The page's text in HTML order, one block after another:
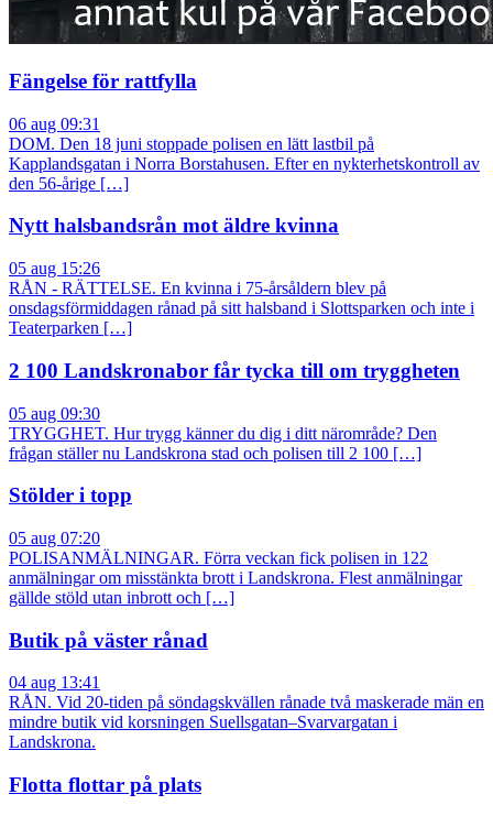
Fängelse för rattfylla
06 aug 09:31
DOM. Den 18 juni stoppade polisen en lätt lastbil på
Kapplandsgatan i Norra Borstahusen. Efter en nykterhetskontroll av
den 56-årige […]
Nytt halsbandsrån mot äldre kvinna
05 aug 15:26
RÅN - RÄTTELSE. En kvinna i 75-årsåldern blev på
onsdagsförmiddagen rånad på sitt halsband i Slottsparken och inte i
Teaterparken […]
2 100 Landskronabor får tycka till om tryggheten
05 aug 09:30
TRYGGHET. Hur trygg känner du dig i ditt närområde? Den
frågan ställer nu Landskrona stad och polisen till 2 100 […]
Stölder i topp
05 aug 07:20
POLISANMÄLNINGAR. Förra veckan fick polisen in 122
anmälningar om misstänkta brott i Landskrona. Flest anmälningar
gällde stöld utan inbrott och […]
Butik på väster rånad
04 aug 13:41
RÅN. Vid 20-tiden på söndagskvällen rånade två maskerade män en
mindre butik vid korsningen Suellsgatan–Svarvargatan i
Landskrona.
Flotta flottar på plats